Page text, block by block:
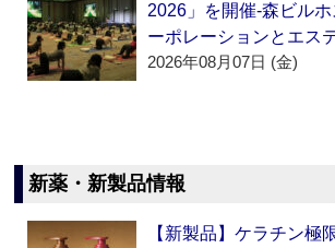
2026」を開催‐森ビル
ーポレーションとエス
2026年08月07日 (金)
新薬・新製品情報
【新製品】ケラチン極